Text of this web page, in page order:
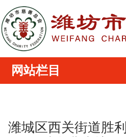
潍城区西关街道胜